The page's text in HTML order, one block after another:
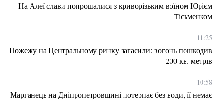
На Алеї слави попрощалися з криворізьким воїном Юрієм
Тісьменком
11:25
Пожежу на Центральному ринку загасили: вогонь пошкодив
200 кв. метрів
10:58
Марганець на Дніпропетровщині потерпає без води, її немає